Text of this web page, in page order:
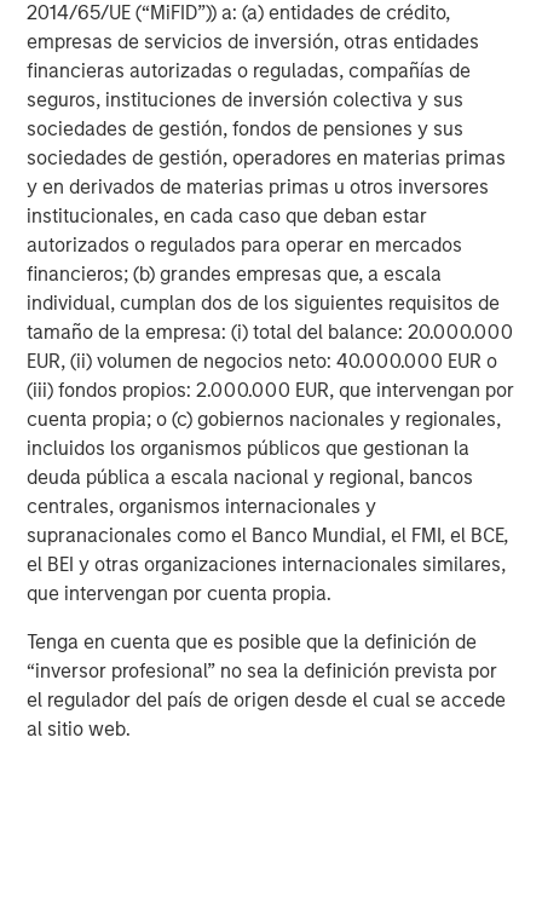
2014/65/UE (“MiFID”)) a: (a) entidades de crédito,
empresas de servicios de inversión, otras entidades
financieras autorizadas o reguladas, compañías de
seguros, instituciones de inversión colectiva y sus
sociedades de gestión, fondos de pensiones y sus
sociedades de gestión, operadores en materias primas
y en derivados de materias primas u otros inversores
institucionales, en cada caso que deban estar
autorizados o regulados para operar en mercados
financieros; (b) grandes empresas que, a escala
individual, cumplan dos de los siguientes requisitos de
tamaño de la empresa: (i) total del balance: 20.000.000
EUR, (ii) volumen de negocios neto: 40.000.000 EUR o
(iii) fondos propios: 2.000.000 EUR, que intervengan por
cuenta propia; o (c) gobiernos nacionales y regionales,
incluidos los organismos públicos que gestionan la
deuda pública a escala nacional y regional, bancos
centrales, organismos internacionales y
supranacionales como el Banco Mundial, el FMI, el BCE,
el BEI y otras organizaciones internacionales similares,
que intervengan por cuenta propia.
Tenga en cuenta que es posible que la definición de
“inversor profesional” no sea la definición prevista por
el regulador del país de origen desde el cual se accede
al sitio web.
The MSIM Quantitative Duration
Strategy Model: A Factor-Based
Approach to Managing Interest Rates
Anton Heese and Matas Vala explore the
Quantitative Duration Strategy Model, one of the
proprietary tools the team uses to enhance their
investment process, as it helps provide structure
and rigour with identifying and processing
relevant and important data.
05-AGO-2026
Risk Considerations
Diversificationdoes not eliminate the risk of loss. There is no
assurance that the Strategy will achieve its investment
objective. Portfolios are subject to market risk, which is the
possibility that the market values of securities owned by the
therefore be less than what you paid for them. Market values
can change daily due to economic and other events (e.g. natural
disasters, health crises, terrorism, conflicts and social unrest)
that affect markets, countries, companies or governments. It is
difficult to predict the timing, duration, and potential adverse